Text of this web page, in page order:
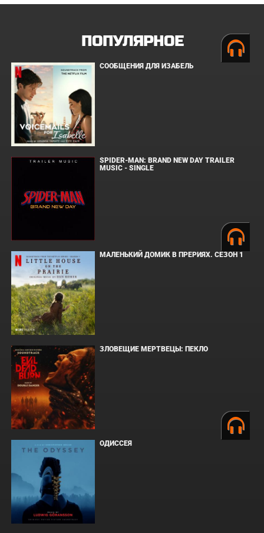
ПОПУЛЯРНОЕ
СООБЩЕНИЯ ДЛЯ ИЗАБЕЛЬ
SPIDER-MAN: BRAND NEW DAY TRAILER
MUSIC - SINGLE
МАЛЕНЬКИЙ ДОМИК В ПРЕРИЯХ. СЕЗОН 1
ЗЛОВЕЩИЕ МЕРТВЕЦЫ: ПЕКЛО
ОДИССЕЯ